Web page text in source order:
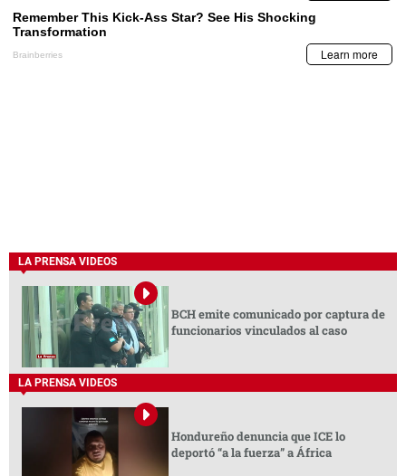
LA PRENSA VIDEOS
BCH emite comunicado por captura de
funcionarios vinculados al caso
LA PRENSA VIDEOS
Hondureño denuncia que ICE lo
deportó “a la fuerza” a África